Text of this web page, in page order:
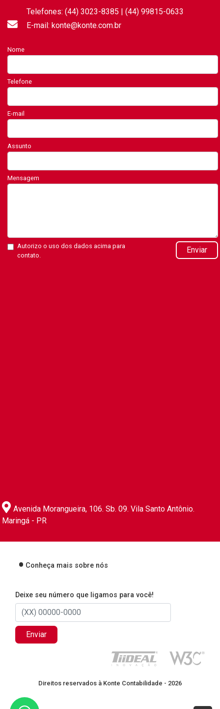
Telefones: (44) 3023-8385 | (44) 99815-0633
E-mail: konte@konte.com.br
Nome
Telefone
E-mail
Assunto
Mensagem
Autorizo o uso dos dados acima para
contato.
Enviar
Avenida Morangueira, 106. Sb. 09. Vila Santo Antônio.
Maringá - PR
Conheça mais sobre nós
Deixe seu número que ligamos para você!
Enviar
Direitos reservados à Konte Contabilidade - 2026